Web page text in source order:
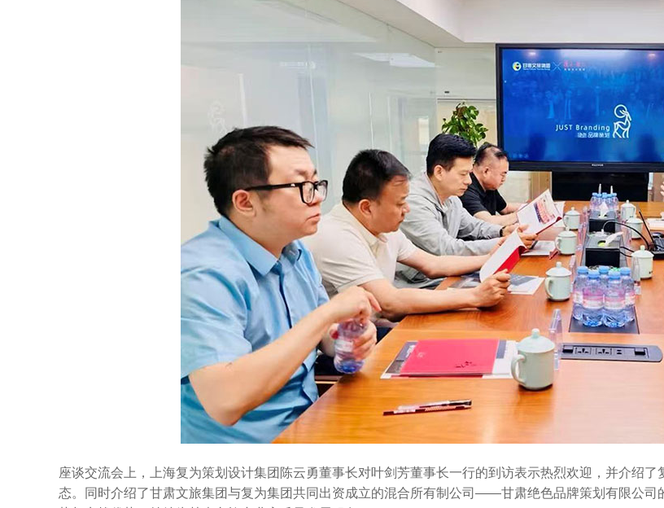
座谈交流会上，上海复为策划设计集团陈云勇董事长对叶剑芳董事长一行的到访表示热烈欢迎，并介绍
态。同时介绍了甘肃文旅集团与复为集团共同出资成立的混合所有制公司——甘肃绝色品牌策划有限公